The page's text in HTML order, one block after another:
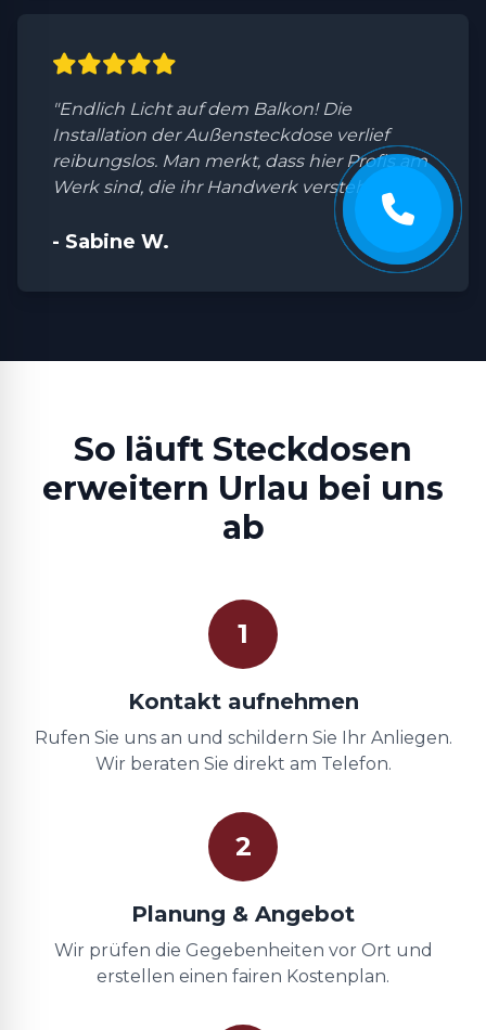
"Endlich Licht auf dem Balkon! Die
Installation der Außensteckdose verlief
reibungslos. Man merkt, dass hier Profis am
Werk sind, die ihr Handwerk verstehen."
- Sabine W.
So läuft Steckdosen
erweitern Urlau bei uns
ab
1
Kontakt aufnehmen
Rufen Sie uns an und schildern Sie Ihr Anliegen.
Wir beraten Sie direkt am Telefon.
2
Planung & Angebot
Wir prüfen die Gegebenheiten vor Ort und
erstellen einen fairen Kostenplan.